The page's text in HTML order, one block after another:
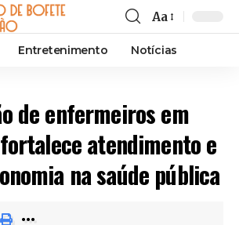
Aa
Entretenimento Notícias
de enfermeiros em
atendimento e
na saúde pública